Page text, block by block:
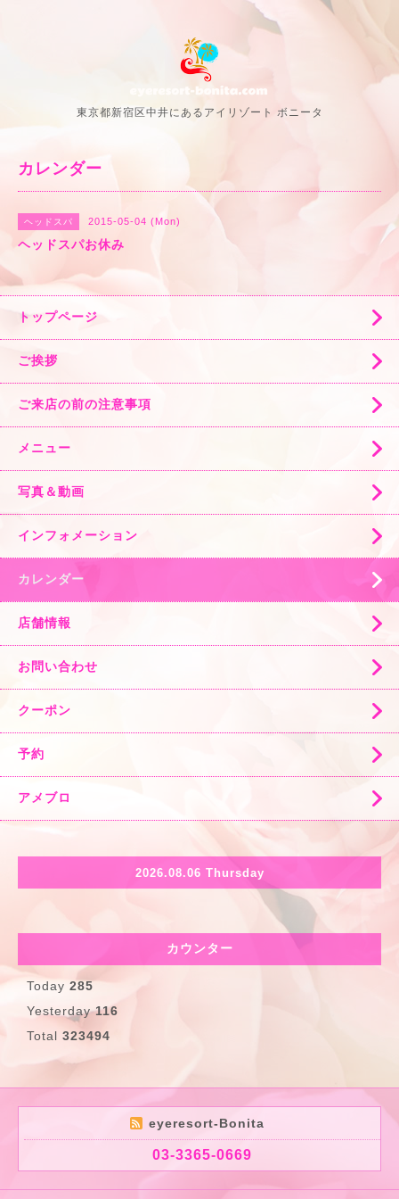
東京都新宿区中井にあるアイリゾート ボニータ
カレンダー
ヘッドスパ 2015-05-04 (Mon)
ヘッドスパお休み
トップページ
ご挨拶
ご来店の前の注意事項
メニュー
写真＆動画
インフォメーション
カレンダー
店舗情報
お問い合わせ
クーポン
予約
アメブロ
2026.08.06 Thursday
カウンター
Today 285
Yesterday116
Total 323494
eyeresort-Bonita
03-3365-0669